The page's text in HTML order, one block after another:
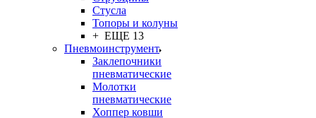
Стусла
Топоры и колуны
+ ЕЩЕ 13
Пневмоинструмент
Заклепочники
пневматические
Молотки
пневматические
Хоппер ковши